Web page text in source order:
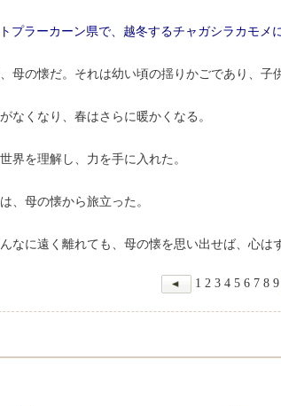
プラーカーン県で、越冬するチャガシラカモ
母の懐だ。それは幼い頃の揺りかごであり、
なくなり、春はさらに暖かくなる。
界を理解し、力を手に入れた。
、母の懐から旅立った。
なに遠く離れても、母の懐を思い出せば、心は
1 2 3 4 5 6 7 8 9